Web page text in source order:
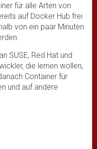
für alle Arten von
auf Docker Hub frei
von ein paar Minuten
SUSE, Red Hat und
die lernen wollen,
Container für
und auf andere